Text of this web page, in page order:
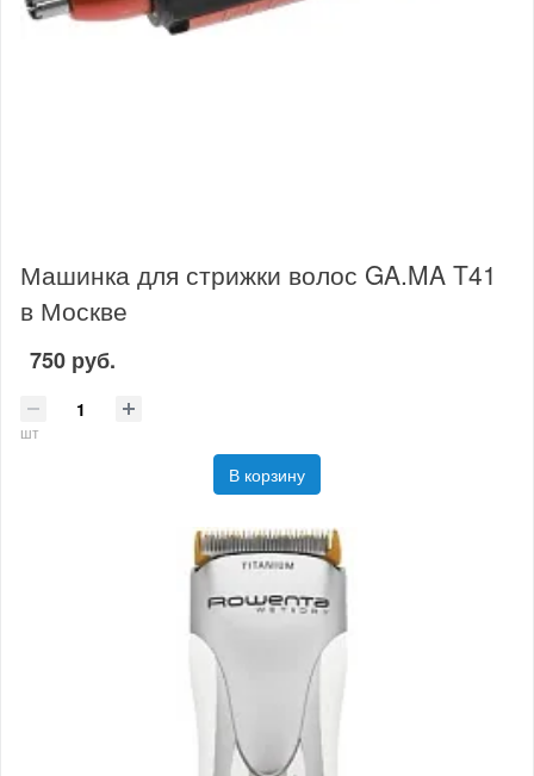
Машинка для стрижки волос GA.MA T41
в Москве
750 руб.
шт
В корзину